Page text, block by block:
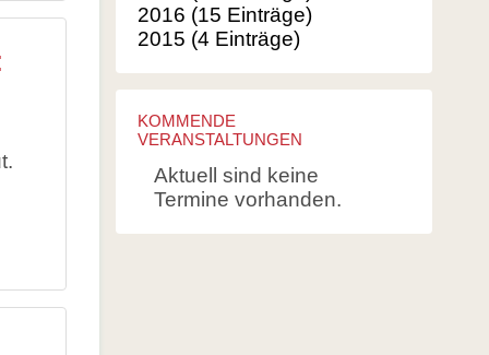
2016 (15 Einträge)
2015 (4 Einträge)
KOMMENDE
VERANSTALTUNGEN
Aktuell sind keine
Termine vorhanden.